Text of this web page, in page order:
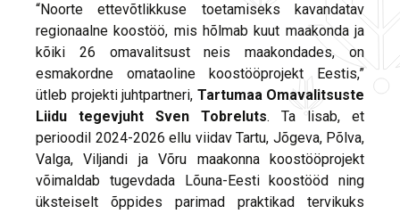
“Noorte ettevõtlikkuse toetamiseks kavandatav
regionaalne koostöö, mis hõlmab kuut maakonda ja
kõiki 26 omavalitsust neis maakondades, on
esmakordne omataoline koostööprojekt Eestis,”
ütleb projekti juhtpartneri, Tartumaa Omavalitsuste
Liidu tegevjuht
Sven Tobreluts. Ta lisab, et
perioodil 2024-2026 ellu viidav Tartu, Jõgeva, Põlva,
Valga, Viljandi ja Võru maakonna koostööprojekt
võimaldab tugevdada Lõuna-Eesti koostööd ning
üksteiselt õppides parimad praktikad tervikuks